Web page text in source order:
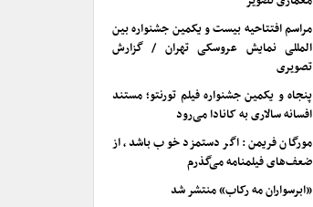
مراسم افتتاحیه بیست و یکمین جشنواره بین
المللی نمایش عروسکی تهران / گزارش
تصویری
پنجاه و یکمین جشنواره فیلم تورنتو؛ مستند
افسانه سالاری به کانادا می‌رود
مورگان فریمن: اگر دستمزد خوب باشد، از
ضعف‌های فیلمنامه می‌گذرم
«ابرسواران مه رکاب» منتشر شد